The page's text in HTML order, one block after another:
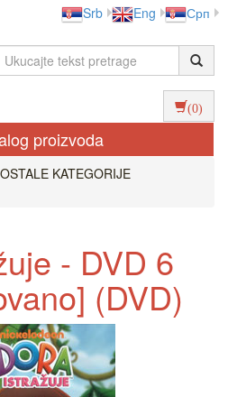
Srb Eng Срп
(0)
proizvoda
KATEGORIJE
- DVD 6
(DVD)